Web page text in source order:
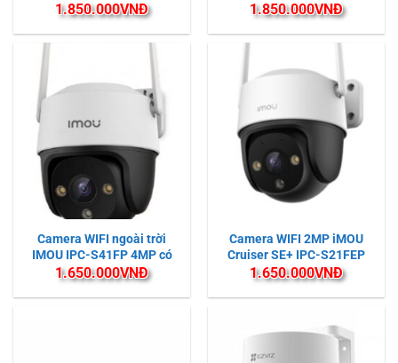
1.850.000VNĐ 1.850.000VNĐ
Camera WIFI ngoài trời
IMOU IPC-S41FP 4MP có
màu ban đêm
1.650.000VNĐ
Camera WIFI 2MP iMOU
Cruiser SE+ IPC-S21FEP
1.650.000VNĐ